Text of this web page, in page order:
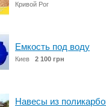
Кривой Рог
Емкость под воду
Киев 2 100 грн
Навесы из